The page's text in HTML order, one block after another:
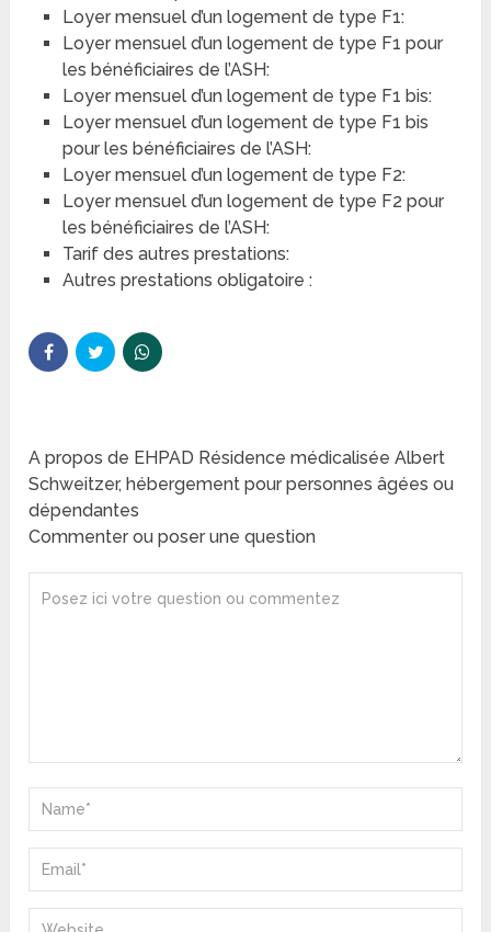
Loyer mensuel d’un logement de type F1:
Loyer mensuel d’un logement de type F1 pour
les bénéficiaires de l’ASH:
Loyer mensuel d’un logement de type F1 bis:
Loyer mensuel d’un logement de type F1 bis
pour les bénéficiaires de l’ASH:
Loyer mensuel d’un logement de type F2:
Loyer mensuel d’un logement de type F2 pour
les bénéficiaires de l’ASH:
Tarif des autres prestations:
Autres prestations obligatoire :
A propos de EHPAD Résidence médicalisée Albert
Schweitzer, hébergement pour personnes âgées ou
dépendantes
Commenter ou poser une question